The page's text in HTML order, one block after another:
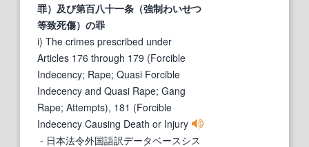
罪）及び第百八十一条（強制わいせつ
等致死傷）の罪
i) The crimes prescribed under
Articles 176 through 179 (Forcible
Indecency; Rape; Quasi Forcible
Indecency and Quasi Rape; Gang
Rape; Attempts), 181 (Forcible
Indecency Causing Death or Injury
- 日本法令外国語訳データベースシス